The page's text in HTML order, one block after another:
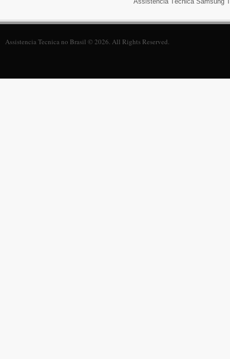
Assistencia Tecnica no Brasil © 2026. All Rights Reserved.